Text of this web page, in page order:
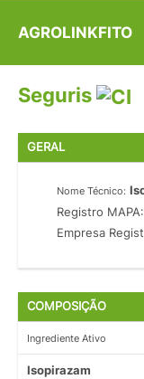
AGROLINKFITO
Seguris
GERAL
Nome Técnico:
Registro MAPA:
Empresa
COMPOSIÇÃO
Ingrediente Ativo
Isopirazam